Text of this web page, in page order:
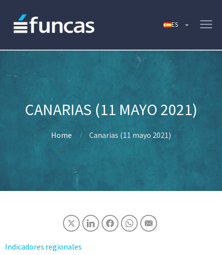
CANARIAS (11 MAYO 2021)
Home Canarias (11 mayo 2021)
Indicadores regionales